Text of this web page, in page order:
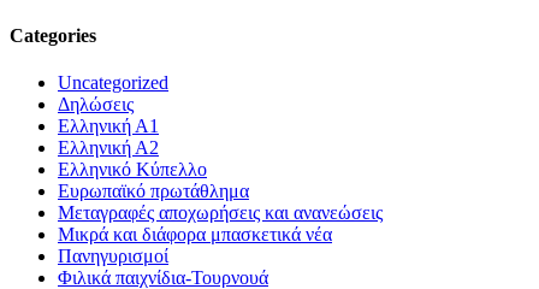
Categories
Uncategorized
Δηλώσεις
Ελληνική Α1
Ελληνική Α2
Ελληνικό Κύπελλο
Ευρωπαϊκό πρωτάθλημα
Μεταγραφές αποχωρήσεις και ανανεώσεις
Μικρά και διάφορα μπασκετικά νέα
Πανηγυρισμοί
Φιλικά παιχνίδια-Τουρνουά